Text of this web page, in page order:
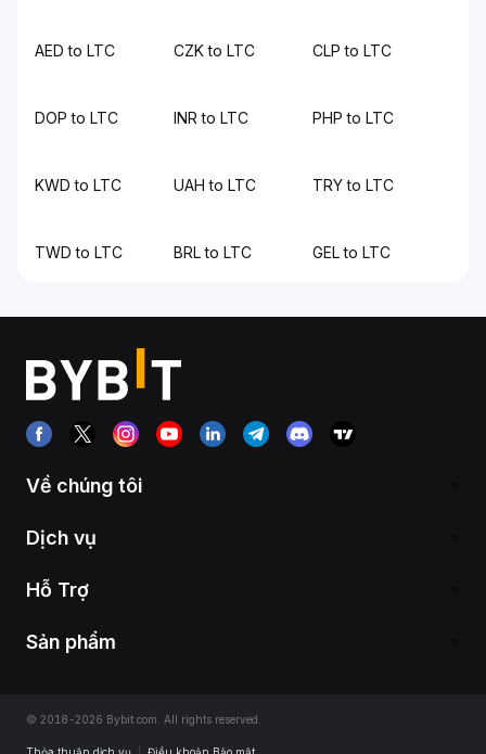
AED to LTC CZK to LTC CLP to LTC
DOP to LTC INR to LTC PHP to LTC
KWD to LTC UAH to LTC TRY to LTC
TWD to LTC BRL to LTC GEL to LTC
Về chúng tôi
Dịch vụ
Hỗ Trợ
Sản phẩm
© 2018-2026 Bybit.com. All rights reserved.